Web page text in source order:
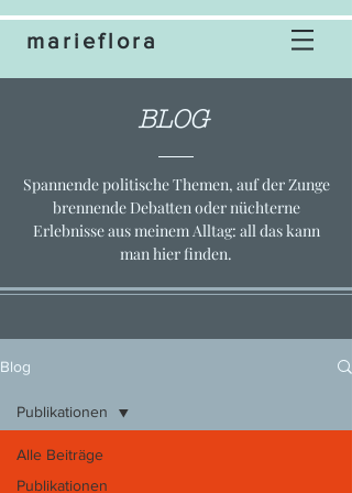
marieflora
BLOG
Spannende politische Themen, auf der Zunge
brennende Debatten oder nüchterne
Erlebnisse aus meinem Alltag: all das kann
man hier finden.
Blog
Alle Beiträge
Publikationen
Publikationen